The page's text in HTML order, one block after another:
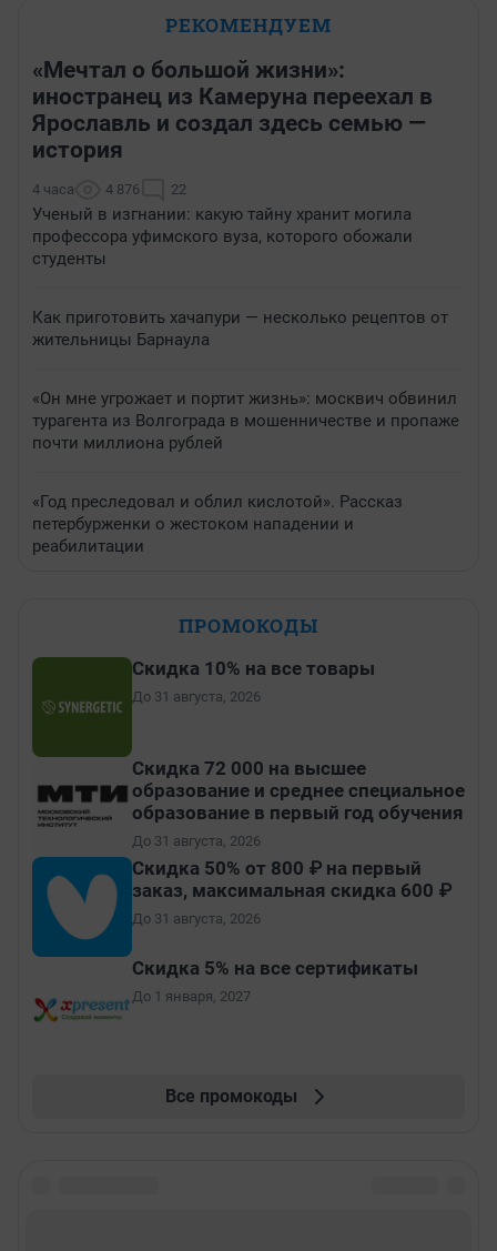
РЕКОМЕНДУЕМ
«Мечтал о большой жизни»:
иностранец из Камеруна переехал в
Ярославль и создал здесь семью —
история
4 часа 4 876 22
Ученый в изгнании: какую тайну хранит могила
профессора уфимского вуза, которого обожали
студенты
Как приготовить хачапури — несколько рецептов от
жительницы Барнаула
«Он мне угрожает и портит жизнь»: москвич обвинил
турагента из Волгограда в мошенничестве и пропаже
почти миллиона рублей
«Год преследовал и облил кислотой». Рассказ
петербурженки о жестоком нападении и
реабилитации
ПРОМОКОДЫ
Скидка 10% на все товары
До 31 августа, 2026
Скидка 72 000 на высшее
образование и среднее специальное
образование в первый год обучения
До 31 августа, 2026
Скидка 50% от 800 ₽ на первый
заказ, максимальная скидка 600 ₽
До 31 августа, 2026
Скидка 5% на все сертификаты
До 1 января, 2027
Все промокоды